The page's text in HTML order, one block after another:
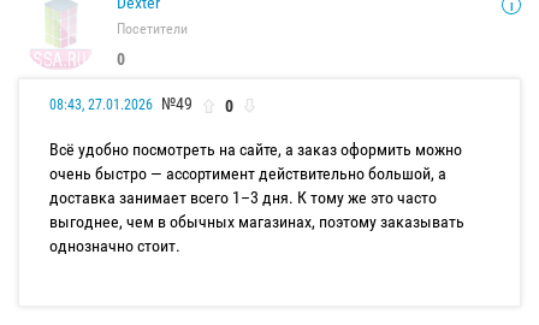
Посетители
0
08:43, 27.01.2026 №49 0
Всё удобно посмотреть на сайте, а заказ оформить можно
очень быстро — ассортимент действительно большой, а
доставка занимает всего 1–3 дня. К тому же это часто
выгоднее, чем в обычных магазинах, поэтому заказывать
однозначно стоит.